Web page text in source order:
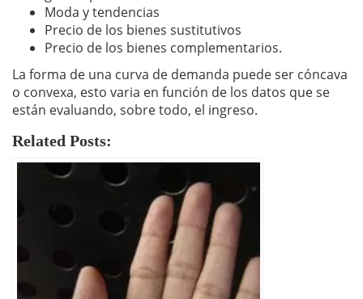
Moda y tendencias
Precio de los bienes sustitutivos
Precio de los bienes complementarios.
La forma de una curva de demanda puede ser cóncava
o convexa, esto varia en función de los datos que se
están evaluando, sobre todo, el ingreso.
Related Posts: